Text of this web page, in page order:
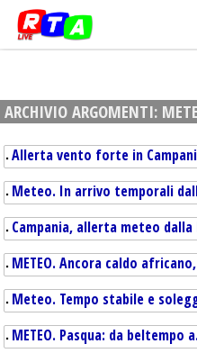
ARCHIVIO ARGOMENTI:
Allerta vento forte in
Meteo. In arrivo temporali
Campania, allerta meteo
METEO. Ancora caldo
Meteo. Tempo stabile e
METEO. Pasqua: da